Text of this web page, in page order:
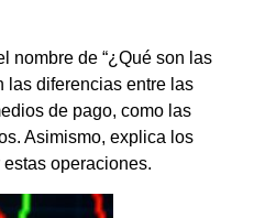
nombre de “¿Qué son las
las diferencias entre las
de pago, como las
Asimismo, explica los
operaciones.